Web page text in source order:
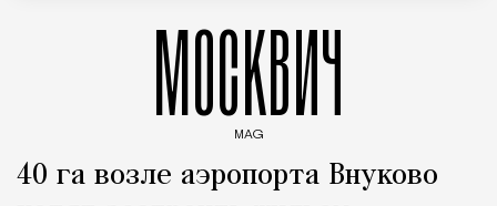
МОСКВИЧ
MAG
40 га возле аэропорта Внуково